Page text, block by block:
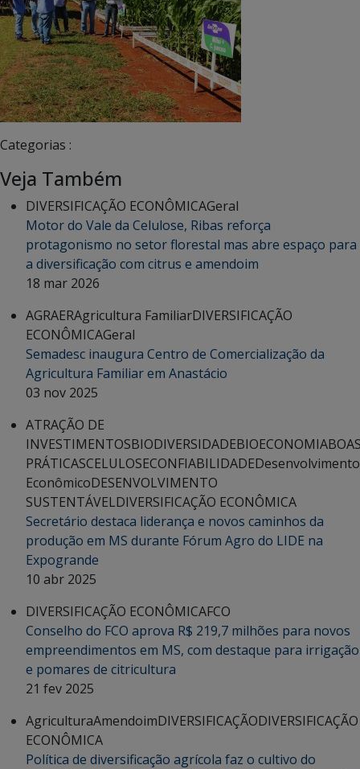
Categorias :
Veja Também
DIVERSIFICAÇÃO ECONÔMICAGeral
Motor do Vale da Celulose, Ribas reforça
protagonismo no setor florestal mas abre espaço para
a diversificação com citrus e amendoim
18 mar 2026
AGRAERAgricultura FamiliarDIVERSIFICAÇÃO
ECONÔMICAGeral
Semadesc inaugura Centro de Comercialização da
Agricultura Familiar em Anastácio
03 nov 2025
ATRAÇÃO DE
INVESTIMENTOSBIODIVERSIDADEBIOECONOMIA
PRÁTICASCELULOSECONFIABILIDADEDesenvolvimento
EconômicoDESENVOLVIMENTO
SUSTENTÁVELDIVERSIFICAÇÃO ECONÔMICA
Secretário destaca liderança e novos caminhos da
produção em MS durante Fórum Agro do LIDE na
Expogrande
10 abr 2025
DIVERSIFICAÇÃO ECONÔMICAFCO
Conselho do FCO aprova R$ 219,7 milhões para novos
empreendimentos em MS, com destaque para irrigação
e pomares de citricultura
21 fev 2025
AgriculturaAmendoimDIVERSIFICAÇÃODIVERSIFICAÇÃO
ECONÔMICA
Política de diversificação agrícola faz o cultivo do